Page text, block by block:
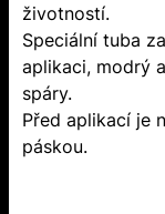
životností.
Speciální tuba
aplikaci, modrý
spáry.
Před aplikací je
páskou.